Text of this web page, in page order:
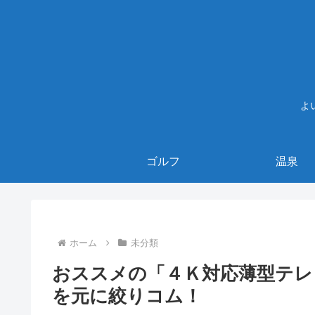
よ
ゴルフ 温泉
ホーム 未分類
おススメの「４Ｋ対応薄型テ
を元に絞りコム！